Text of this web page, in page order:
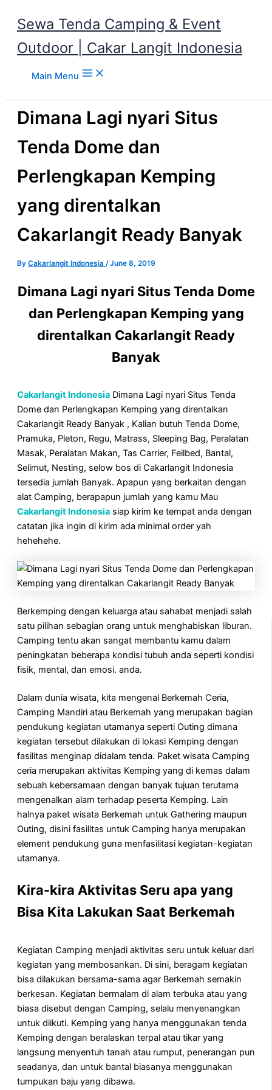
Sewa Tenda Camping & Event
Outdoor | Cakar Langit Indonesia
Main Menu
Dimana Lagi nyari Situs
Tenda Dome dan
Perlengkapan Kemping
yang direntalkan
Cakarlangit Ready Banyak
By Cakarlangit Indonesia /June 8, 2019
Dimana Lagi nyari Situs Tenda Dome
dan Perlengkapan Kemping yang
direntalkan Cakarlangit Ready
Banyak
Cakarlangit Indonesia Dimana Lagi nyari Situs Tenda
Dome dan Perlengkapan Kemping yang direntalkan
Cakarlangit Ready Banyak , Kalian butuh Tenda Dome,
Pramuka, Pleton, Regu, Matrass, Sleeping Bag, Peralatan
Masak, Peralatan Makan, Tas Carrier, Feilbed, Bantal,
Selimut, Nesting, selow bos di Cakarlangit Indonesia
tersedia jumlah Banyak. Apapun yang berkaitan dengan
alat Camping, berapapun jumlah yang kamu Mau
Cakarlangit Indonesia siap kirim ke tempat anda dengan
catatan jika ingin di kirim ada minimal order yah
hehehehe.
Berkemping dengan keluarga atau sahabat menjadi salah
satu pilihan sebagian orang untuk menghabiskan liburan.
Camping tentu akan sangat membantu kamu dalam
peningkatan beberapa kondisi tubuh anda seperti kondisi
fisik, mental, dan emosi. anda.
Dalam dunia wisata, kita mengenal Berkemah Ceria,
Camping Mandiri atau Berkemah yang merupakan bagian
pendukung kegiatan utamanya seperti Outing dimana
kegiatan tersebut dilakukan di lokasi Kemping dengan
fasilitas menginap didalam tenda. Paket wisata Camping
ceria merupakan aktivitas Kemping yang di kemas dalam
sebuah kebersamaan dengan banyak tujuan terutama
mengenalkan alam terhadap peserta Kemping. Lain
halnya paket wisata Berkemah untuk Gathering maupun
Outing, disini fasilitas untuk Camping hanya merupakan
element pendukung guna menfasilitasi kegiatan-kegiatan
utamanya.
Kira-kira Aktivitas Seru apa yang
Bisa Kita Lakukan Saat Berkemah
Kegiatan Camping menjadi aktivitas seru untuk keluar dari
kegiatan yang membosankan. Di sini, beragam kegiatan
bisa dilakukan bersama-sama agar Berkemah semakin
berkesan. Kegiatan bermalam di alam terbuka atau yang
biasa disebut dengan Camping, selalu menyenangkan
untuk diikuti. Kemping yang hanya menggunakan tenda
Kemping dengan beralaskan terpal atau tikar yang
langsung menyentuh tanah atau rumput, penerangan pun
seadanya, dan untuk bantal biasanya menggunakan
tumpukan baju yang dibawa.